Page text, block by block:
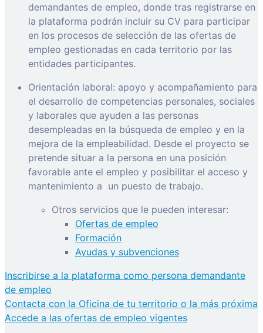
demandantes de empleo, donde tras registrarse en
la plataforma podrán incluir su CV para participar
en los procesos de selección de las ofertas de
empleo gestionadas en cada territorio por las
entidades participantes.
Orientación laboral: apoyo y acompañamiento para
el desarrollo de competencias personales, sociales
y laborales que ayuden a las personas
desempleadas en la búsqueda de empleo y en la
mejora de la empleabilidad. Desde el proyecto se
pretende situar a la persona en una posición
favorable ante el empleo y posibilitar el acceso y
mantenimiento a un puesto de trabajo.
Otros servicios que le pueden interesar:
Ofertas de empleo
Formación
Ayudas y subvenciones
Inscribirse a la plataforma como persona demandante
de empleo
Contacta con la Oficina de tu territorio o la más próxima
Accede a las ofertas de empleo vigentes